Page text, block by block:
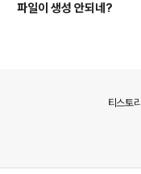
파일이 생성 안되네?
티스토리